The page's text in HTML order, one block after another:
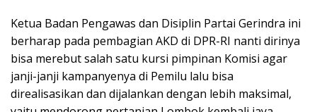
Ketua Badan Pengawas dan Disiplin Partai Gerindra ini
berharap pada pembagian AKD di DPR-RI nanti dirinya
bisa merebut salah satu kursi pimpinan Komisi agar
janji-janji kampanyenya di Pemilu lalu bisa
direalisasikan dan dijalankan dengan lebih maksimal,